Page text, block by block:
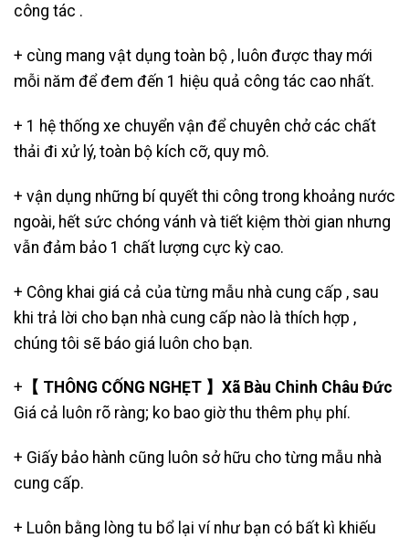
công tác .
+ cùng mang vật dụng toàn bộ , luôn được thay mới
mỗi năm để đem đến 1 hiệu quả công tác cao nhất.
+ 1 hệ thống xe chuyển vận để chuyên chở các chất
thải đi xử lý, toàn bộ kích cỡ, quy mô.
+ vận dụng những bí quyết thi công trong khoảng nước
ngoài, hết sức chóng vánh và tiết kiệm thời gian nhưng
vẫn đảm bảo 1 chất lượng cực kỳ cao.
+ Công khai giá cả của từng mẫu nhà cung cấp , sau
khi trả lời cho bạn nhà cung cấp nào là thích hợp ,
chúng tôi sẽ báo giá luôn cho bạn.
+ 【 THÔNG CỐNG NGHẸT 】Xã Bàu Chinh Châu Đức
Giá cả luôn rõ ràng; ko bao giờ thu thêm phụ phí.
+ Giấy bảo hành cũng luôn sở hữu cho từng mẫu nhà
cung cấp.
+ Luôn bằng lòng tu bổ lại ví như bạn có bất kì khiếu